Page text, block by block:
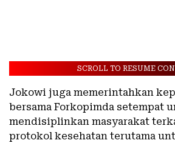
SCROLL TO RESUME
Jokowi juga memerintahkan
bersama Forkopimda setempat
mendisiplinkan masyarakat
protokol kesehatan terutama